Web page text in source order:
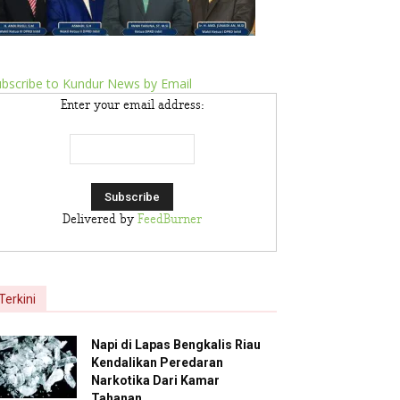
to Kundur News by Email
Enter your email address:
Delivered by FeedBurner
Napi di Lapas Bengkalis Riau
Kendalikan Peredaran
Narkotika Dari Kamar